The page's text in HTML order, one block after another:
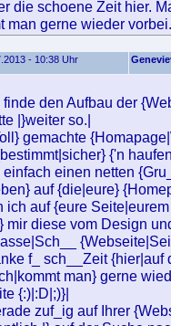
die schoene Zeit hier.
man gerne wieder vorbei.
- 10:38 Uhr
finde den Aufbau der
|}weiter so.|
gemachte
{'n
einfach einen netten
auf {die|eure}
ich auf {eure
mir diese vom Design
f_ sch__Zeit {hier|auf
man} gerne
{:)|:D|;)}|
zuf_ig auf Ihrer